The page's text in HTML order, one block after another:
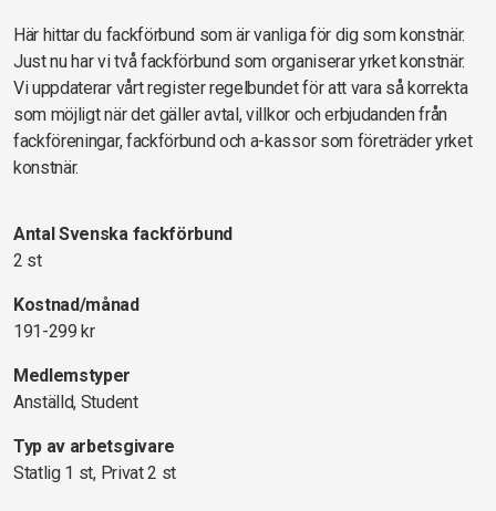
Här hittar du fackförbund som är vanliga för dig som konstnär.
Just nu har vi två fackförbund som organiserar yrket konstnär.
Vi uppdaterar vårt register regelbundet för att vara så korrekta
som möjligt när det gäller avtal, villkor och erbjudanden från
fackföreningar, fackförbund och a-kassor som företräder yrket
konstnär.
Antal Svenska fackförbund
2 st
Kostnad/månad
191-299 kr
Medlemstyper
Anställd, Student
Typ av arbetsgivare
Statlig 1 st, Privat 2 st